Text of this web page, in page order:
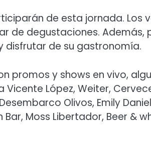
de esta jornada. Los
de degustaciones. Además,
disfrutar de su gastronomía.
promos y shows en vivo,
Vicente López, Weiter,
Olivos, Emily
Moss Libertador, Beer &